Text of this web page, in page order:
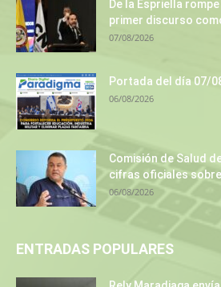
De la Espriella
primer discurso
07/08/2026
Portada del día 07/
06/08/2026
Comisión de Salud
cifras oficiales
06/08/2026
ENTRADAS POPULARES